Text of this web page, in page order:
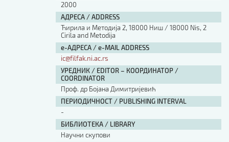
2000
АДРЕСА / ADDRESS
Ћирила и Методија 2, 18000 Ниш / 18000 Nis, 2
Cirila and Metodija
е-АДРЕСА / e-MAIL ADDRESS
ic@filfak.ni.ac.rs
УРЕДНИК / EDITOR – КООРДИНАТОР /
COORDINATOR
Проф. др Бојана Димитријевић
ПЕРИОДИЧНОСТ / PUBLISHING INTERVAL
-
БИБЛИОТЕКА / LIBRARY
Научни скупови